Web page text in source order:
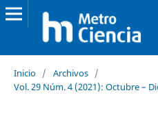
Inicio / Archivos /
Vol. 29 Núm. 4 (2021): Octubre –